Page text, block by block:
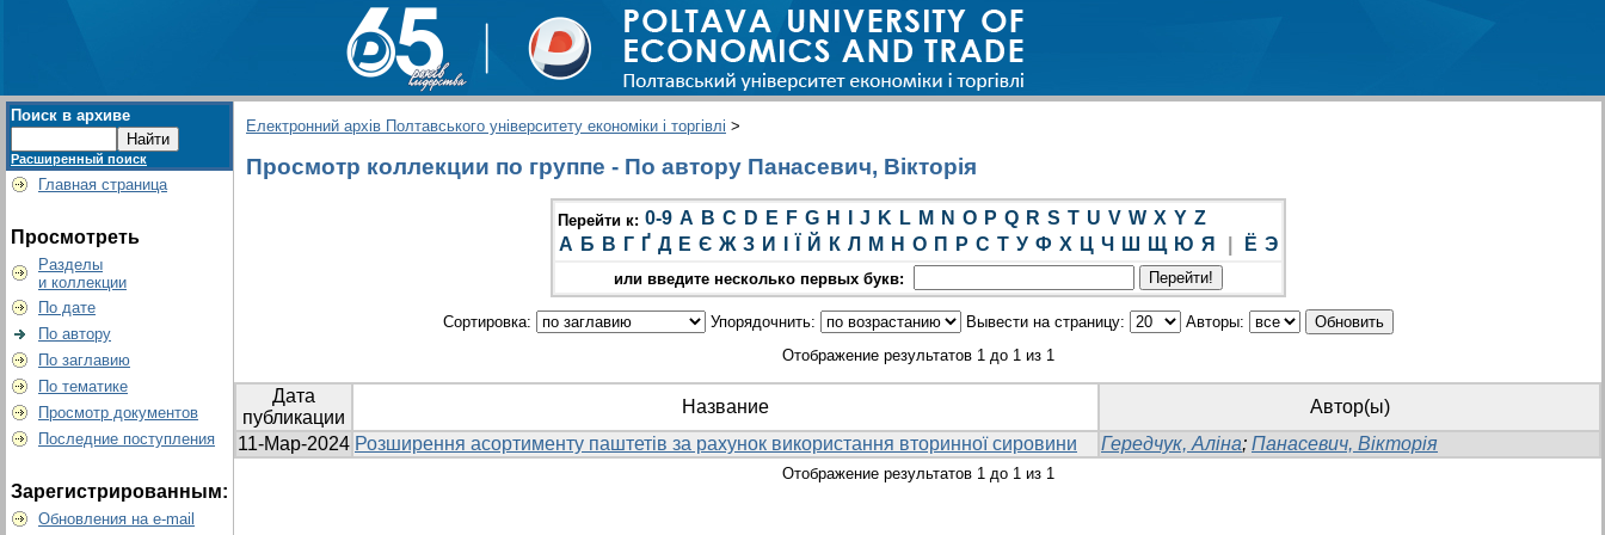
Поиск в архиве
Расширенный поиск
Главная страница
Просмотреть
Разделы
и коллекции
По дате
По автору
По заглавию
По тематике
Просмотр документов
Последние поступления
Зарегистрированным:
Обновления на e-mail
Електронний архів Полтавського університету економіки і торгівлі >
Просмотр коллекции по группе - По автору Панасевич, Вікторія
Перейти к: 0-9 A B C D E F G H J K L M N O P Q R S T U V W X Y Z
А Б В Г Ґ Д Е Є Ж З И Й К Л М Н О П Р С Т У Ф Х Ц Ч Ш Щ Ю Я Ё Э
или введите несколько первых букв:
Сортировка: Упорядочнить: Вывести на страницу:
Авторы:
Отображение результатов 1 до 1 из 1
Дата
публикации
Название
Автор(ы)
11-Мар-2024 Розширення асортименту паштетів за рахунок використання вторинної сировини Гередчук, Аліна; Панасевич, Вікторія
Отображение результатов 1 до 1 из 1